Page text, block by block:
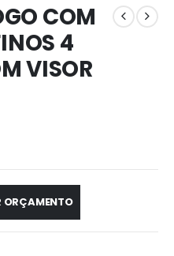
COM
4
VISOR
ORÇAMENTO